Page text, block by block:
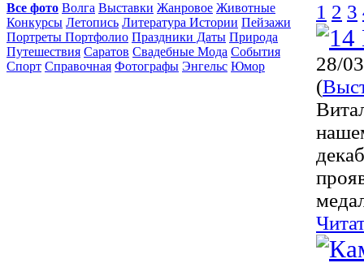
Все фото Волга Выставки Жанровое Животные
Конкурсы Летопись Литература Истории Пейзажи
Портреты Портфолио Праздники Даты Природа
Путешествия Саратов Свадебные Мода События
Спорт Справочная Фотографы Энгельс Юмор
1 2 3
28/
(